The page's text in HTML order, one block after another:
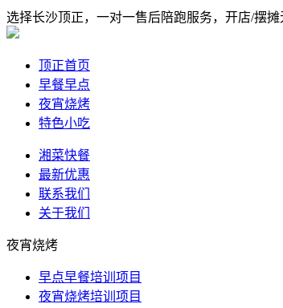
选择长沙顶正，一对一售后陪跑服务，开店/摆摊
顶正首页
早餐早点
夜宵烧烤
特色小吃
湘菜快餐
最新优惠
联系我们
关于我们
夜宵烧烤
早点早餐培训项目
夜宵烧烤培训项目